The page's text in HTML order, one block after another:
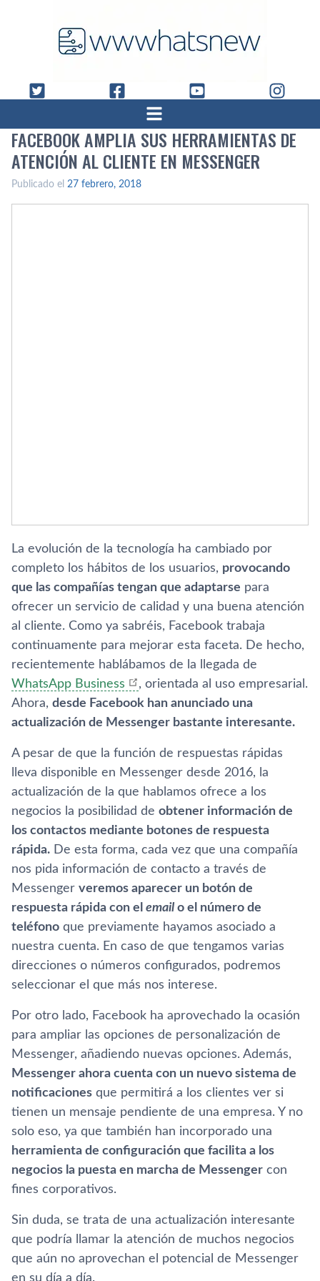
FACEBOOK AMPLIA SUS HERRAMIENTAS DE
ATENCIÓN AL CLIENTE EN MESSENGER
Publicado el 27 febrero, 2018
La evolución de la tecnologí­a ha cambiado por
completo los hábitos de los usuarios, provocando
que las compañí­as tengan que adaptarse para
ofrecer un servicio de calidad y una buena atención
al cliente. Como ya sabréis, Facebook trabaja
continuamente para mejorar esta faceta. De hecho,
recientemente hablábamos de la llegada de
WhatsApp Business
, orientada al uso empresarial.
Ahora, desde Facebook han anunciado una
actualización de Messenger bastante interesante.
A pesar de que la función de respuestas rápidas
lleva disponible en Messenger desde 2016, la
actualización de la que hablamos ofrece a los
negocios la posibilidad de obtener información de
los contactos mediante botones de respuesta
rápida. De esta forma, cada vez que una compañí­a
nos pida información de contacto a través de
Messenger veremos aparecer un botón de
respuesta rápida con el email o el número de
teléfono que previamente hayamos asociado a
nuestra cuenta. En caso de que tengamos varias
direcciones o números configurados, podremos
seleccionar el que más nos interese.
Por otro lado, Facebook ha aprovechado la ocasión
para ampliar las opciones de personalización de
Messenger, añadiendo nuevas opciones. Además,
Messenger ahora cuenta con un nuevo sistema de
notificaciones que permitirá a los clientes ver si
tienen un mensaje pendiente de una empresa. Y no
solo eso, ya que también han incorporado una
herramienta de configuración que facilita a los
negocios la puesta en marcha de Messenger con
fines corporativos.
Sin duda, se trata de una actualización interesante
que podrí­a llamar la atención de muchos negocios
que aún no aprovechan el potencial de Messenger
en su dí­a a dí­a.